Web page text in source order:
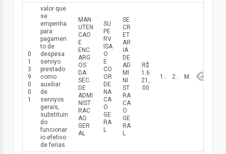
0
1
3
9
0
0
1
valor que
se
empenha
para
pagamen
to de
despesa
serviуo
prestado
como
auxiliar
de
serviуos
gerais,
substituin
do
funcionar
io efetivo
de ferias.
MAN
UTEN
CAO
E
ENC
ARG
OS
DA
SEC.
DE
ADMI
NIST
RAC
AO
GER
AL
SU
PE
RV
ISA
O
E
CO
OR
DE
NA
CA
O
GE
RA
L
SE
CR
ET
AR
IA
DE
AD
MI
NI
ST
RA
CA
O
GE
RA
L
R$
1.6
21,
00
19/05/2026 2026 Maio